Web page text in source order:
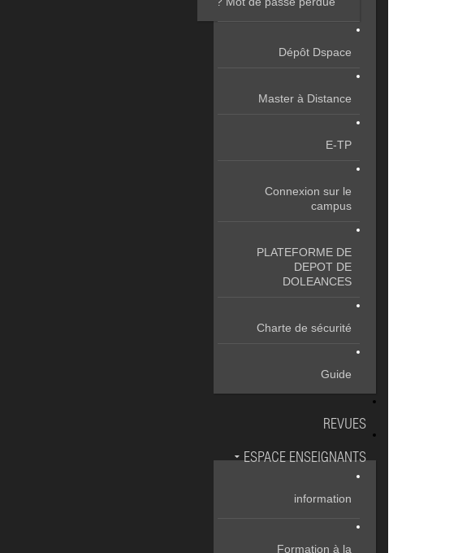
Dépôt Dspace
Master à Distance
E-TP
Connexion sur le
campus
PLATEFORME DE
DEPOT DE
DOLEANCES
Charte de sécurité
Guide
REVUES
ESPACE ENSEIGNANTS
information
Formation à la